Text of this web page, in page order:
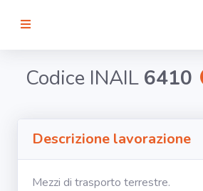
Codice INAIL 6410
Descrizione lavorazione
Mezzi di trasporto terrestre.